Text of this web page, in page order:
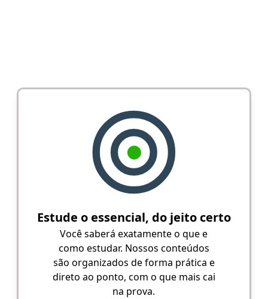
Estude o essencial, do jeito certo
Você saberá exatamente o que e
como estudar. Nossos conteúdos
são organizados de forma prática e
direto ao ponto, com o que mais cai
na prova.